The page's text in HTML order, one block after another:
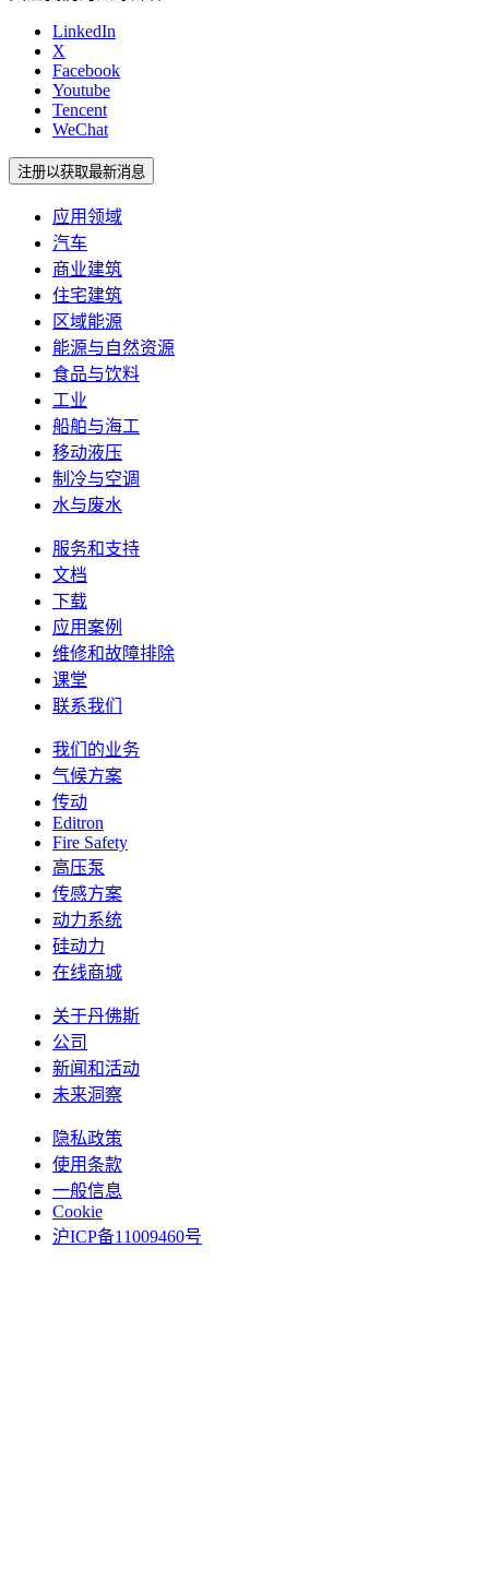
LinkedIn
X
Facebook
Youtube
Tencent
WeChat
注册以获取最新消息
应用领域
汽车
商业建筑
住宅建筑
区域能源
能源与自然资源
食品与饮料
工业
船舶与海工
移动液压
制冷与空调
水与废水
服务和支持
文档
下载
应用案例
维修和故障排除
课堂
联系我们
我们的业务
气候方案
传动
Editron
Fire Safety
高压泵
传感方案
动力系统
硅动力
在线商城
关于丹佛斯
公司
新闻和活动
未来洞察
隐私政策
使用条款
一般信息
Cookie
沪ICP备11009460号